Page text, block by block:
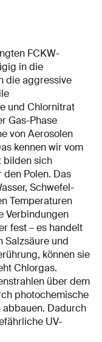
FCKW-
in die
die aggressive
und Chlornitrat
Gas-Phase
von Aerosolen
kennen wir vom
bilden sich
Polen. Das
Schwefel-
Temperaturen
Verbindungen
fest – es handelt
Salzsäure und
können sie
Chlorgas.
über dem
photochemische
Dadurch
UV-